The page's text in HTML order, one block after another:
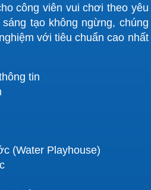
công viên vui chơi theo yêu
tạo không ngừng, chúng
với tiêu chuẩn cao nhất
tin
(Water Playhouse)